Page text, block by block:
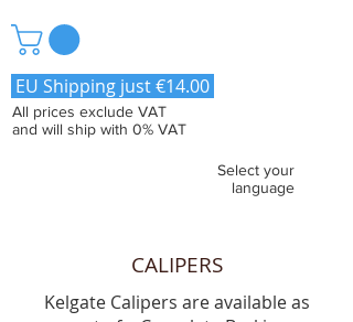
EU Shipping just €14.00
All prices exclude VAT
and will ship with 0% VAT
Select your
language
CALIPERS
Kelgate Calipers are available as